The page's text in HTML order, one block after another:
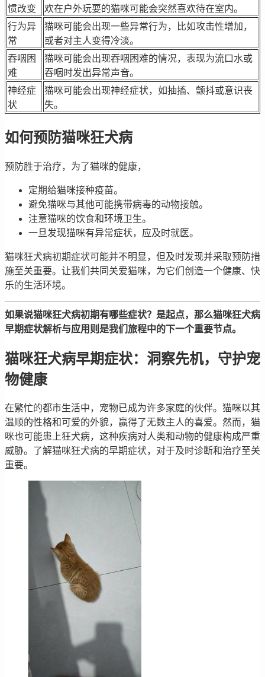
惯改变
欢在户外玩耍的猫咪可能会突然喜欢待在室内。
行为异
常
猫咪可能会出现一些异常行为，比如攻击性增加，
或者对主人变得冷淡。
吞咽困
难
猫咪可能会出现吞咽困难的情况，表现为流口水或
吞咽时发出异常声音。
神经症
状
猫咪可能会出现神经症状，如抽搐、颤抖或意识丧
失。
如何预防猫咪狂犬病
预防胜于治疗，为了猫咪的健康，
定期给猫咪接种疫苗。
避免猫咪与其他可能携带病毒的动物接触。
注意猫咪的饮食和环境卫生。
一旦发现猫咪有异常症状，应及时就医。
猫咪狂犬病初期症状可能并不明显，但及时发现并采取预防措
施至关重要。让我们共同关爱猫咪，为它们创造一个健康、快
乐的生活环境。
如果说猫咪狂犬病初期有哪些症状？是起点，那么猫咪狂犬病
早期症状解析与应用则是我们旅程中的下一个重要节点。
猫咪狂犬病早期症状：洞察先机，守护宠
物健康
在繁忙的都市生活中，宠物已成为许多家庭的伙伴。猫咪以其
温顺的性格和可爱的外貌，赢得了无数主人的喜爱。然而，猫
咪也可能患上狂犬病，这种疾病对人类和动物的健康构成严重
威胁。了解猫咪狂犬病的早期症状，对于及时诊断和治疗至关
重要。